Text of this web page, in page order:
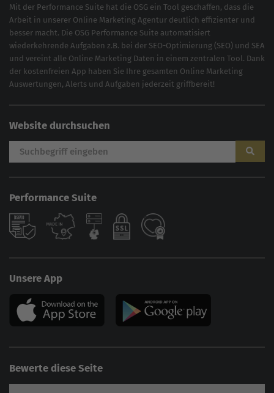
Mit der Performance Suite hat die OSG ein Tool geschaffen, dass die
Arbeit in unserer Online Marketing Agentur deutlich effizienter und
besser macht. Die OSG Performance Suite automatisiert
wiederkehrende Aufgaben z.B. bei der SEO-Optimierung (SEO) und SEA
und vereint alle Online Marketing Daten in einem zentralen Tool. Dank
der kostenfreien App haben Sie Ihre gesamten Online Marketing
Auswertungen, Alerts und Aufgaben jederzeit griffbereit!
Website durchsuchen
Performance Suite
Unsere App
Bewerte diese Seite